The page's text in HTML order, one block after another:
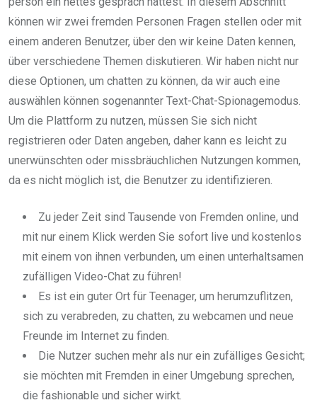
können wir zwei fremden Personen Fragen stellen oder mit
einem anderen Benutzer, über den wir keine Daten kennen,
über verschiedene Themen diskutieren. Wir haben nicht nur
diese Optionen, um chatten zu können, da wir auch eine
auswählen können sogenannter Text-Chat-Spionagemodus.
Um die Plattform zu nutzen, müssen Sie sich nicht
registrieren oder Daten angeben, daher kann es leicht zu
unerwünschten oder missbräuchlichen Nutzungen kommen,
da es nicht möglich ist, die Benutzer zu identifizieren.
Zu jeder Zeit sind Tausende von Fremden online, und
mit nur einem Klick werden Sie sofort live und kostenlos
mit einem von ihnen verbunden, um einen unterhaltsamen
zufälligen Video-Chat zu führen!
Es ist ein guter Ort für Teenager, um herumzuflitzen,
sich zu verabreden, zu chatten, zu webcamen und neue
Freunde im Internet zu finden.
Die Nutzer suchen mehr als nur ein zufälliges Gesicht;
sie möchten mit Fremden in einer Umgebung sprechen,
die fashionable und sicher wirkt.